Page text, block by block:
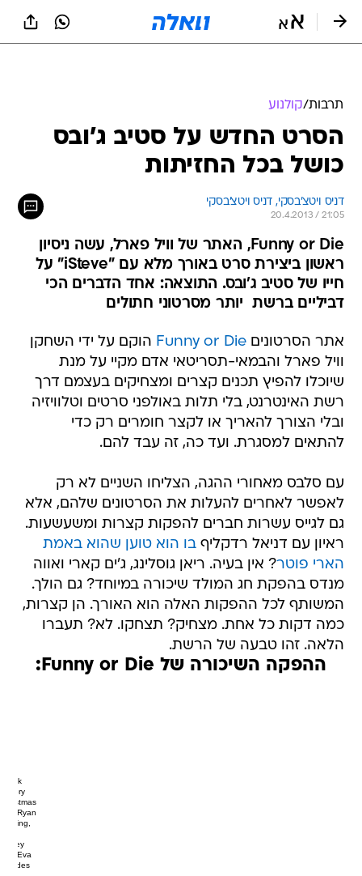
תרבות/קולנוע
הסרט החדש על סטיב ג'ובס
כושל בכל החזיתות
דניס ויטצ'בסקי, דניס ויטצ'בסקי
20.4.2013 / 21:05
Funny or Die, האתר של וויל פארל, עשה ניסיון
ראשון ביצירת סרט באורך מלא עם "iSteve" על
חייו של סטיב ג'ובס. התוצאה: אחד הדברים הכי
דביליים ברשת  יותר מסרטוני חתולים
אתר הסרטוניםFunny or Die הוקם על ידי השחקן
וויל פארל והבמאי-תסריטאי אדם מקיי על מנת
שיוכלו להפיץ תכנים קצרים ומצחיקים בעצמם דרך
רשת האינטרנט, בלי תלות באולפני סרטים וטלוויזיה
ובלי הצורך להאריך או לקצר חומרים רק כדי
להתאים למסגרת. ועד כה, זה עבד להם.
עם סלבס מאחורי ההגה, הצליחו השניים לא רק
לאפשר לאחרים להעלות את הסרטונים שלהם, אלא
גם לגייס עשרות חברים להפקות קצרות ומשעשעות.
ראיון עם דניאל רדקליףבו הוא טוען שהוא באמת
הארי פוטר? אין בעיה. ריאן גוסלינג, ג'ים קארי ואווה
מנדס בהפקת חג המולד שיכורה במיוחד? גם הולך.
המשותף לכל ההפקות האלה הוא האורך. הן קצרות,
כמה דקות כל אחת. מצחיק? תצחקו. לא? תעברו
הלאה. זהו טבעה של הרשת.
ההפקה השיכורה של Funny or Die:
Drunk
History
Christmas
with Ryan
Gosling,
Carrey
and Eva
Mendes